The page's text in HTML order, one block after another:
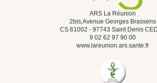
ARS La Réunion
2bis,Avenue Georges Brassens
CS 61002 - 97743 Saint Denis
9 02 62 97 90 00
www.lareunion.ars.sante.fr